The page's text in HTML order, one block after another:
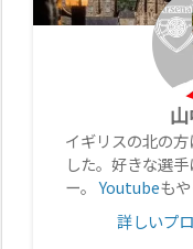
イギリスの北の
した。好きな選
ー。Youtubeもや
詳しいプ